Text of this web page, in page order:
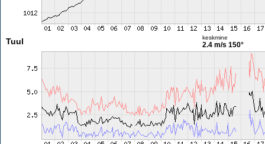
Tuul keskmine
2.4 m/s 150°